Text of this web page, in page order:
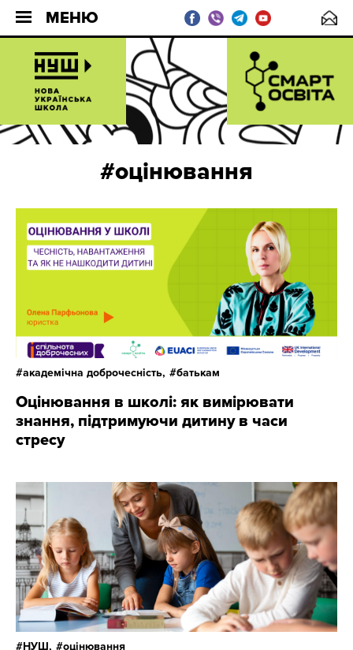
МЕНЮ
#оцінювання
академічна доброчесність, батькам
Оцінювання в школі: як вимірювати
знання, підтримуючи дитину в часи
стресу
НУШ, оцінювання